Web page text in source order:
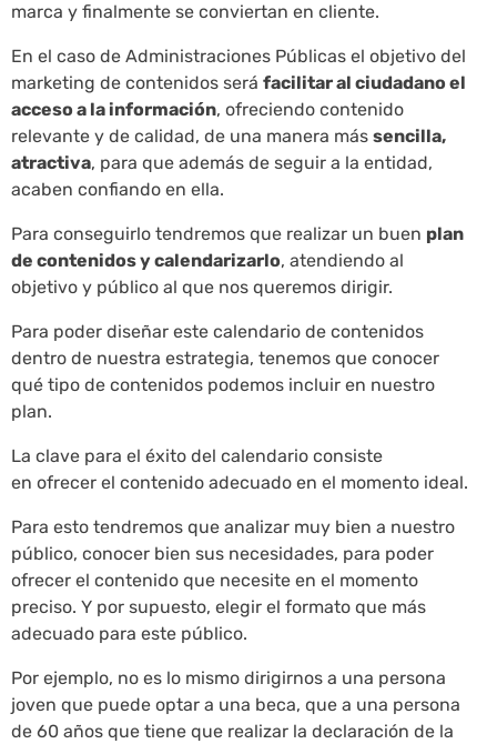
marca y finalmente se conviertan en cliente.
En el caso de Administraciones Públicas el objetivo del
marketing de contenidos será facilitar al ciudadano el
acceso a la información, ofreciendo contenido
relevante y de calidad, de una manera más sencilla,
atractiva, para que además de seguir a la entidad,
acaben confiando en ella.
Para conseguirlo tendremos que realizar un buen plan
de contenidos y calendarizarlo, atendiendo al
objetivo y público al que nos queremos dirigir.
Para poder diseñar este calendario de contenidos
dentro de nuestra estrategia, tenemos que conocer
qué tipo de contenidos podemos incluir en nuestro
plan.
La clave para el éxito del calendario consiste
en ofrecer el contenido adecuado en el momento ideal.
Para esto tendremos que analizar muy bien a nuestro
público, conocer bien sus necesidades, para poder
ofrecer el contenido que necesite en el momento
preciso. Y por supuesto, elegir el formato que más
adecuado para este público.
Por ejemplo, no es lo mismo dirigirnos a una persona
joven que puede optar a una beca, que a una persona
de 60 años que tiene que realizar la declaración de la